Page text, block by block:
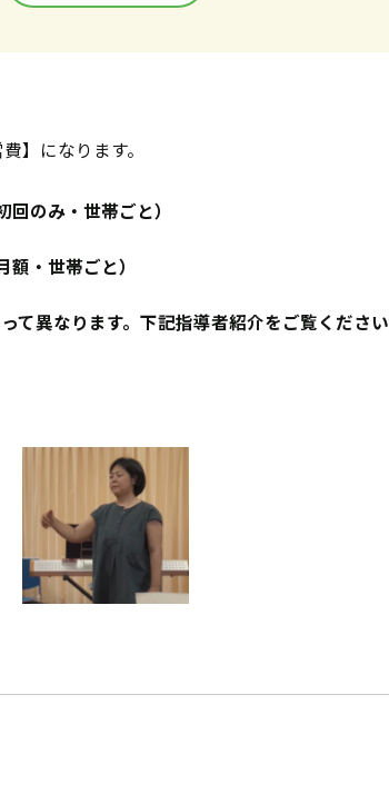
】になります。
回のみ・世帯ごと）
額・世帯ごと）
て異なります。下記指導者紹介をご覧ください